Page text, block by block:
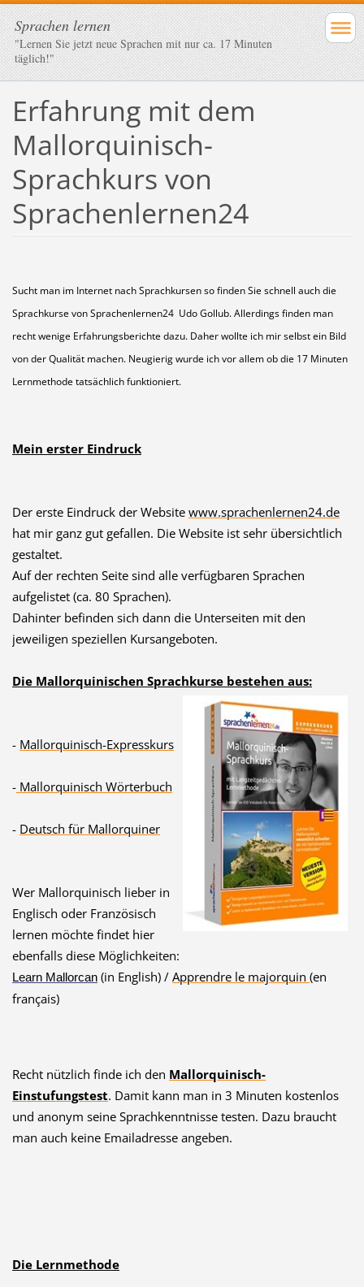
Sprachen lernen
"Lernen Sie jetzt neue Sprachen mit nur ca. 17 Minuten
täglich!"
Erfahrung mit dem
Mallorquinisch-
Sprachkurs von
Sprachenlernen24
Sucht man im Internet nach Sprachkursen so finden Sie schnell auch die
Sprachkurse von Sprachenlernen24 Udo Gollub. Allerdings finden man
recht wenige Erfahrungsberichte dazu. Daher wollte ich mir selbst ein Bild
von der Qualität machen. Neugierig wurde ich vor allem ob die 17 Minuten
Lernmethode tatsächlich funktioniert.
Mein erster Eindruck
Der erste Eindruck der Website www.sprachenlernen24.de
hat mir ganz gut gefallen. Die Website ist sehr übersichtlich
gestaltet.
Auf der rechten Seite sind alle verfügbaren Sprachen
aufgelistet (ca. 80 Sprachen).
Dahinter befinden sich dann die Unterseiten mit den
jeweiligen speziellen Kursangeboten.
Die Mallorquinischen Sprachkurse bestehen aus:
- Mallorquinisch-Expresskurs
-Mallorquinisch Wörterbuch
- Deutsch für Mallorquiner
Wer Mallorquinisch lieber in
Englisch oder Französisch
lernen möchte findet hier
ebenfalls diese Möglichkeiten:
Learn Mallorcan(in English) / Apprendre le majorquin (en
français)
Recht nützlich finde ich den Mallorquinisch-
Einstufungstest. Damit kann man in 3 Minuten kostenlos
und anonym seine Sprachkenntnisse testen. Dazu braucht
man auch keine Emailadresse angeben.
Die Lernmethode